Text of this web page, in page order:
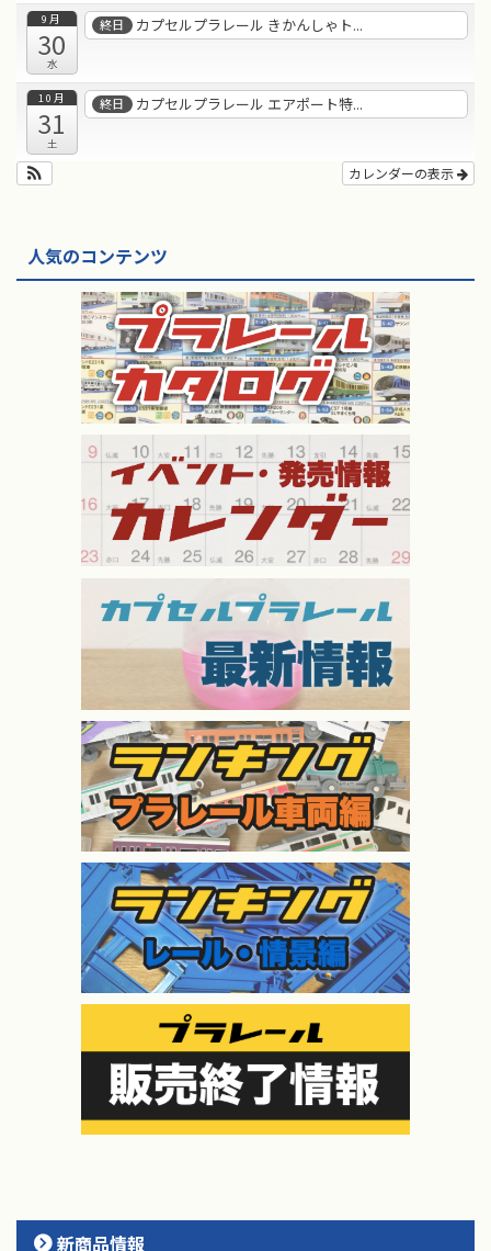
9月
30
水
終日 カプセルプラレール きかんしゃト...
10月
31
土
終日 カプセルプラレール エアポート特...
カレンダーの表示
人気のコンテンツ
新商品情報